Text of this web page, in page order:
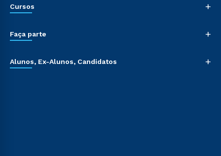
Cursos +
Faça parte +
Alunos, Ex-Alunos, Candidatos +